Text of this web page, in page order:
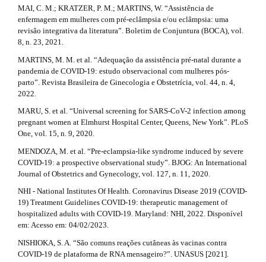
MAI, C. M.; KRATZER, P. M.; MARTINS, W. “Assistência de
enfermagem em mulheres com pré-eclâmpsia e/ou eclâmpsia: uma
revisão integrativa da literatura”. Boletim de Conjuntura (BOCA), vol.
8, n. 23, 2021.
MARTINS, M. M. et al. “Adequação da assistência pré-natal durante a
pandemia de COVID-19: estudo observacional com mulheres pós-
parto”. Revista Brasileira de Ginecologia e Obstetrícia, vol. 44, n. 4,
2022.
MARU, S. et al. “Universal screening for SARS-CoV-2 infection among
pregnant women at Elmhurst Hospital Center, Queens, New York”. PLoS
One, vol. 15, n. 9, 2020.
MENDOZA, M. et al. “Pre‐eclampsia‐like syndrome induced by severe
COVID‐19: a prospective observational study”. BJOG: An International
Journal of Obstetrics and Gynecology, vol. 127, n. 11, 2020.
NHI - National Institutes Of Health. Coronavirus Disease 2019 (COVID-
19) Treatment Guidelines COVID-19: therapeutic management of
hospitalized adults with COVID-19. Maryland: NHI, 2022. Disponível
em: Acesso em: 04/02/2023.
NISHIOKA, S. A. “São comuns reações cutâneas às vacinas contra
COVID-19 de plataforma de RNA mensageiro?”. UNASUS [2021].